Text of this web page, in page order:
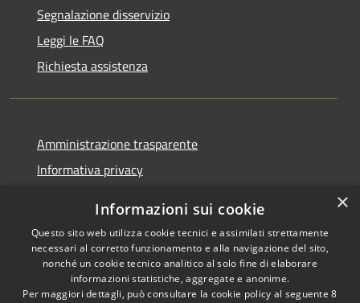
Segnalazione disservizio
Leggi le FAQ
Richiesta assistenza
Amministrazione trasparente
Informativa privacy
Dichiarazione di accessibilità
×
Informazioni sui cookie
Questo sito web utilizza cookie tecnici e assimilati strettamente
necessari al corretto funzionamento e alla navigazione del sito,
nonché un cookie tecnico analitico al solo fine di elaborare
informazioni statistiche, aggregate e anonime.
Per maggiori dettagli, può consultare la cookie policy al seguente8